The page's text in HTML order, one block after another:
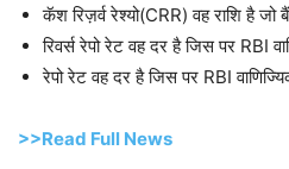
कॅश रिज़र्व रेश्यो(CRR) वह राशि है जो
रिवर्स रेपो रेट वह दर है जिस पर RBI
रेपो रेट वह दर है जिस पर RBI
>>Read Full News